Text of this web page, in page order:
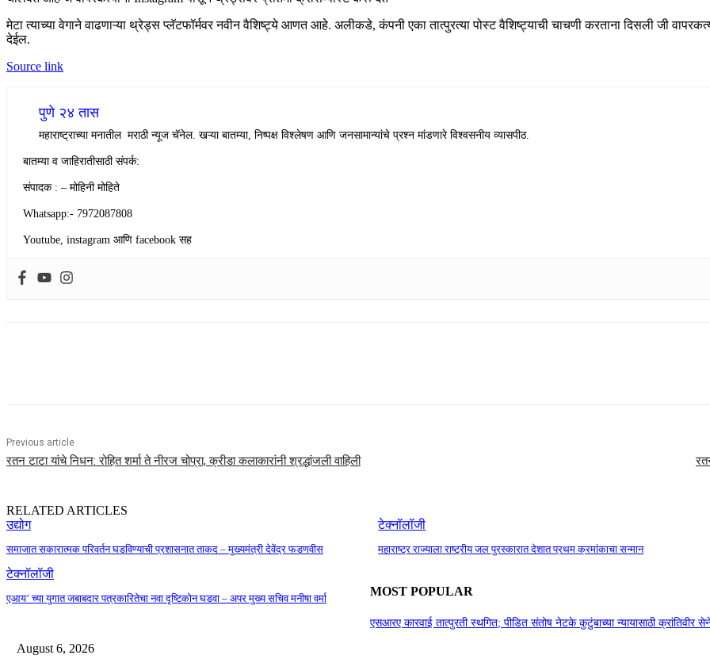
मेटा त्याच्या वेगाने वाढणाऱ्या थ्रेड्स प्लॅटफॉर्मवर नवीन वैशिष्ट्ये आणत आहे. अलीकडे, कंपनी एका तात्पुरत्या पोस्ट वैशिष्ट्याची चाचणी करताना दिसली जी
देईल.
Source link
पुणे २४ तास
महाराष्ट्राच्या मनातील मराठी न्यूज चॅनेल. खऱ्या बातम्या, निष्पक्ष विश्लेषण आणि जनसामान्यांचे प्रश्न मांडणारे विश्वसनीय व्यासपीठ.
बातम्या व जाहिरातीसाठी संपर्क:
संपादक : – मोहिनी मोहिते
Whatsapp:- 7972087808
Youtube, instagram आणि facebook सह
Previous article
रतन टाटा यांचे निधन: रोहित शर्मा ते नीरज चोप्रा, क्रीडा कलाकारांनी श्रद्धांजली वाहिली
RELATED ARTICLES
उद्योग
समाजात सकारात्मक परिवर्तन घडविण्याची प्रशासनात ताकद – मुख्यमंत्री देवेंद्र फडणवीस
टेक्नॉलॉजी
महाराष्ट्र राज्याला राष्ट्रीय जल पुरस्कारात देशात प्रथम क्रमांकाचा सन्मान
टेक्नॉलॉजी
एआय’ च्या युगात जबाबदार पत्रकारितेचा नवा दृष्टिकोन घडवा – अपर मुख्य सचिव मनीषा वर्मा
MOST POPULAR
एसआरए कारवाई तात्पुरती स्थगित; पीडित संतोष नेटके कुटुंबाच्या न्यायासाठी क्रांतिवीर
August 6, 2026